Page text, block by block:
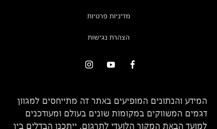
מדיניות פרטיות
הצהרת נגישות
המידע והנתונים המופיעים באתר זה מתייחסים למגוון
דגמים המשווקים במקומות שונים בעולם ומעודכנים
למועד הבאת המקור הלועדי לתרגום. ייתכנו הבדלים בין